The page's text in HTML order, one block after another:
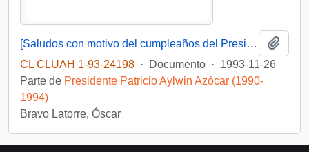
[Saludos con motivo del cumpleaños del Presidente]
CL CLUAH 1-93-24198 · Documento · 1993-11-26
Parte de Presidente Patricio Aylwin Azócar (1990-
1994)
Bravo Latorre, Óscar